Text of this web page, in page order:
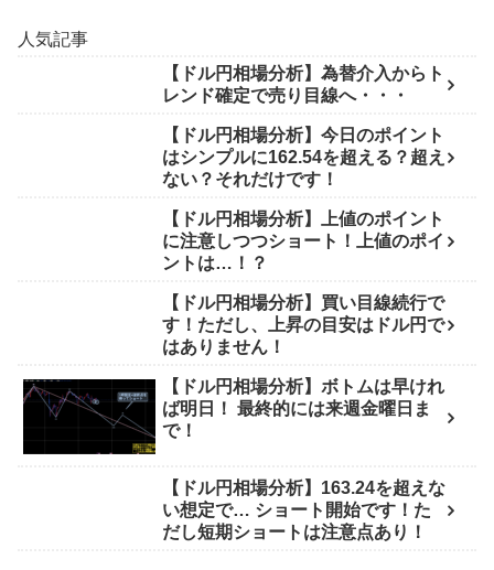
人気記事
【ドル円相場分析】為替介入からト
レンド確定で売り目線へ・・・
【ドル円相場分析】今日のポイント
はシンプルに162.54を超える？超え
ない？それだけです！
【ドル円相場分析】上値のポイント
に注意しつつショート！上値のポイ
ントは…！？
【ドル円相場分析】買い目線続行で
す！ただし、上昇の目安はドル円で
はありません！
【ドル円相場分析】ボトムは早けれ
ば明日！ 最終的には来週金曜日ま
で！
【ドル円相場分析】163.24を超えな
い想定で… ショート開始です！た
だし短期ショートは注意点あり！